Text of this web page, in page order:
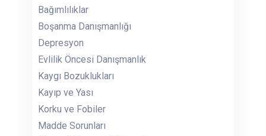
Bağımlılıklar
Boşanma Danışmanlığı
Depresyon
Evlilik Öncesi Danışmanlık
Kaygı Bozuklukları
Kayıp ve Yası
Korku ve Fobiler
Madde Sorunları